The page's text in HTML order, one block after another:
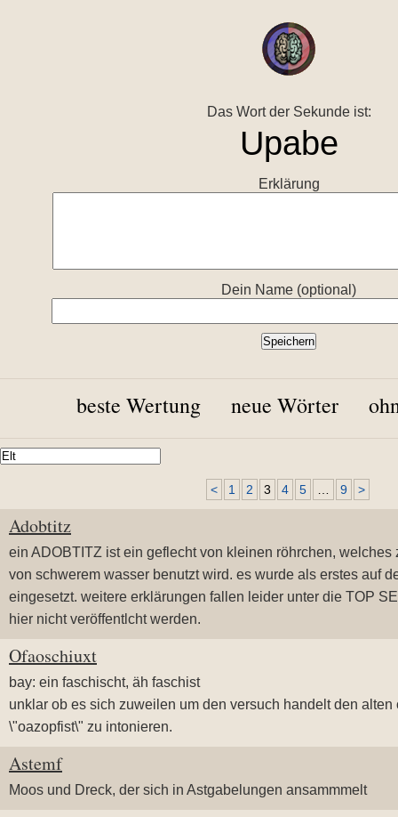
Das Wort der Sekunde ist:
Erklärung
Dein Name (optional)
beste Wertung neue Wörter
< 1 2 3 4 5 9 >
Adobtitz
ein ADOBTITZ ist ein geflecht von kleinen röhrchen,
von schwerem wasser benutzt wird. es wurde als erstes auf
eingesetzt. weitere erklärungen fallen leider unter die TOP
hier nicht veröffentlcht werden.
Ofaoschiuxt
bay: ein faschischt, äh faschist
unklar ob es sich zuweilen um den versuch handelt den alten
\"oazopfist\" zu intonieren.
Astemf
Moos und Dreck, der sich in Astgabelungen ansammmelt